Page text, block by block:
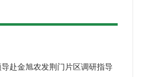
赴金旭农发荆门片区调研指导